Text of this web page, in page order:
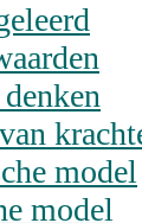
model
model